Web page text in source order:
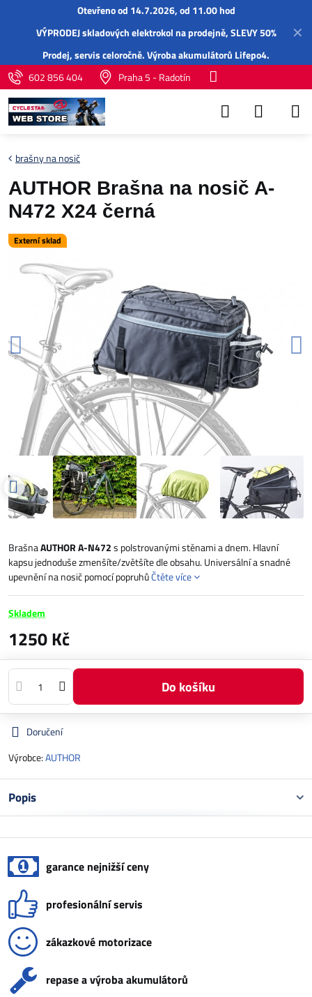
✕
Otevřeno od 14.7.2026, od 11.00 hod
VÝPRODEJ skladových elektrokol na prodejně, SLEVY 50%
Prodej,servisceloročně.Výroba akumulátorů Lifepo4.
602 856 404
Praha 5 - Radotín
Externí sklad
brašny na nosič
AUTHOR Brašna na nosič A-
N472 X24 černá
BrašnaAUTHOR A-N472s polstrovanými stěnami a dnem. Hlavní
kapsu jednoduše zmenšíte/zvětšíte dle obsahu. Universální a snadné
upevnění na nosič pomocí popruhůČtěte více
Skladem
1250 Kč
Do košíku
Doručení
Výrobce:AUTHOR
Popis
garance nejnižší ceny
profesionální servis
zákazkové motorizace
repase a výroba akumulátorů